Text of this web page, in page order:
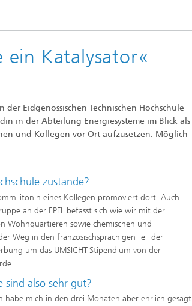
Katalysator«
Eidgenössischen Technischen Hochschule
in der Abteilung Energiesysteme im Blick als
und Kollegen vor Ort aufzusetzen. Möglich
zustande?
eines Kollegen promoviert dort. Auch
an der EPFL befasst sich wie wir mit der
Wohnquartieren sowie chemischen und
Weg in den französischsprachigen Teil der
um das UMSICHT-Stipendium von der
sind also sehr gut?
habe mich in den drei Monaten aber ehrlich gesagt